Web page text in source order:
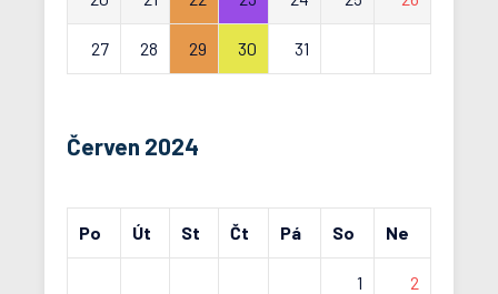
27 28 29 30 31
Červen 2024
Po Út St Čt Pá So Ne
1 2